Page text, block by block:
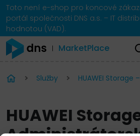
Toto není e-shop pro koncové
portál společnosti DNS a.s. – IT
hodnotou (VAD).
MarketPlace
Služby HUAWEI
HUAWEI